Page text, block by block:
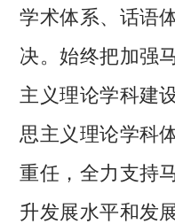
学术体系、话语
决。始终把加强
主义理论学科建
思主义理论学科
重任，全力支持
升发展水平和发